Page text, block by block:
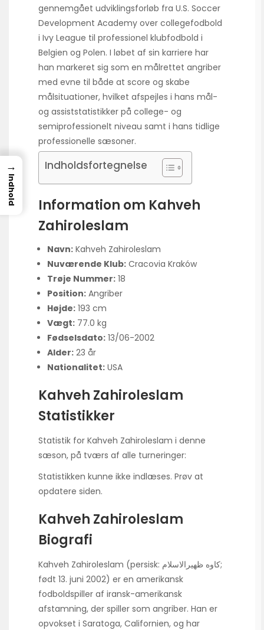
gennemgået udviklingsforløb fra U.S. Soccer
Development Academy over collegefodbold
i Ivy League til professionel klubfodbold i
Belgien og Polen. I løbet af sin karriere har
han markeret sig som en målrettet angriber
med evne til både at score og skabe
målsituationer, hvilket afspejles i hans mål-
og assiststatistikker på college- og
semiprofessionelt niveau samt i hans tidlige
professionelle sæsoner.
Indholdsfortegnelse
Information om Kahveh
Zahiroleslam
Navn: Kahveh Zahiroleslam
Nuværende Klub: Cracovia Kraków
Trøje Nummer: 18
Position: Angriber
Højde: 193 cm
Vægt: 77.0 kg
Fødselsdato: 13/06-2002
Alder: 23 år
Nationalitet: USA
Kahveh Zahiroleslam
Statistikker
Statistik for Kahveh Zahiroleslam i denne
sæson, på tværs af alle turneringer:
Statistikken kunne ikke indlæses. Prøv at
opdatere siden.
Kahveh Zahiroleslam
Biografi
Kahveh Zahiroleslam (persisk: کاوه ظهیرالاسلام;
født 13. juni 2002) er en amerikansk
fodboldspiller af iransk-amerikansk
afstamning, der spiller som angriber. Han er
opvokset i Saratoga, Californien, og har
→
Indhold